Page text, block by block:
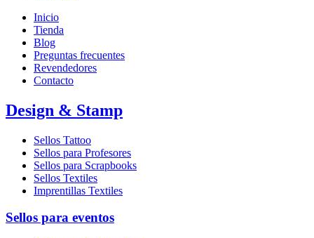
Inicio
Tienda
Blog
Preguntas frecuentes
Revendedores
Contacto
Design & Stamp
Sellos Tattoo
Sellos para Profesores
Sellos para Scrapbooks
Sellos Textiles
Imprentillas Textiles
Sellos para eventos